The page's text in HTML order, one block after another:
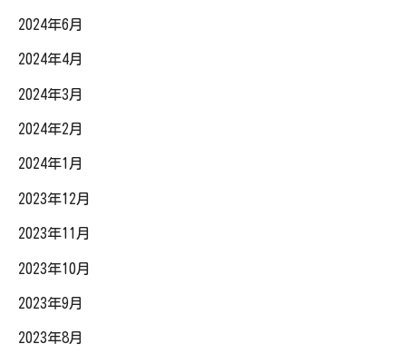
2024年6月
2024年4月
2024年3月
2024年2月
2024年1月
2023年12月
2023年11月
2023年10月
2023年9月
2023年8月